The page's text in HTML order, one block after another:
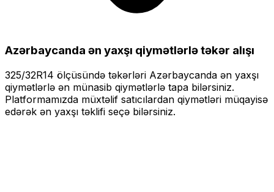
Azərbaycanda ən yaxşı qiymətlərlətəkər alışı
325/32R14 ölçüsündə təkərləri Azərbaycanda ən yaxşı
qiymətlərlə ən münasib qiymətlərlə tapa bilərsiniz.
Platformamızda müxtəlif satıcılardan qiymətləri müqayisə
edərək ən yaxşı təklifi seçə bilərsiniz.